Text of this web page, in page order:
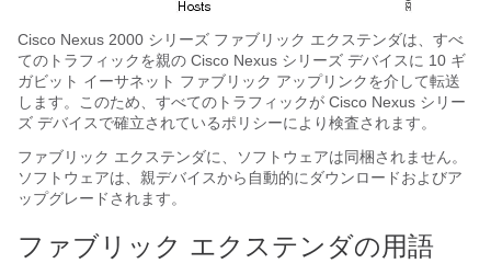
Cisco Nexus 2000 シリーズ ファブリック エクステンダは、すべ
てのトラフィックを親の Cisco Nexus シリーズ デバイスに 10 ギ
ガビット イーサネット ファブリック アップリンクを介して転送
します。このため、すべてのトラフィックが Cisco Nexus シリー
ズ デバイスで確立されているポリシーにより検査されます。
ファブリック エクステンダに、ソフトウェアは同梱されません。
ソフトウェアは、親デバイスから自動的にダウンロードおよびア
ップグレードされます。
ファブリック エクステンダの用語